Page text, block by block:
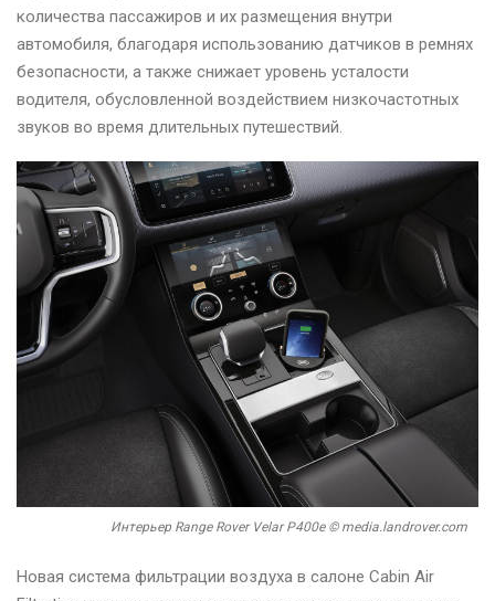
количества пассажиров и их размещения внутри
автомобиля, благодаря использованию датчиков в ремнях
безопасности, а также снижает уровень усталости
водителя, обусловленной воздействием низкочастотных
звуков во время длительных путешествий.
Интерьер Range Rover Velar P400e © media.landrover.com
Новая система фильтрации воздуха в салоне Cabin Air